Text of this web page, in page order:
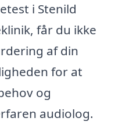
i Stenild
får du ikke
af din
for at
og
audiolog.